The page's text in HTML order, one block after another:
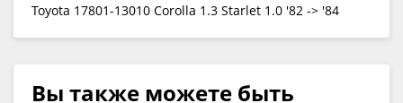
Toyota 17801-13010 Corolla 1.3 Starlet 1.0 '82 -> '84
Вы также можете быть